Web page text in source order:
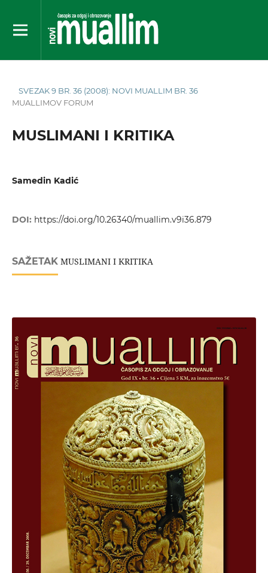
SVEZAK 9 BR. 36 (2008): NOVI MUALLIM BR. 36
MUALLIMOV FORUM
MUSLIMANI I KRITIKA
Samedin Kadić
DOI: https://doi.org/10.26340/muallim.v9i36.879
SAŽETAKMUSLIMANI I KRITIKA